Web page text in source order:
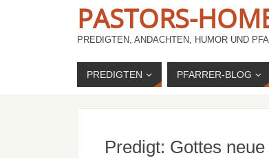
PASTORS-
PREDIGTEN, ANDACHTEN, HUMOR UND
PREDIGTEN PFARRER-BLOG
Predigt: Gottes